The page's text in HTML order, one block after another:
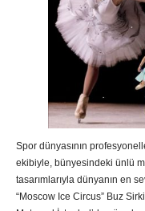
Spor dünyasının
ekibiyle, bünyesindeki ünlü
tasarımlarıyla dünyanın en
“Moscow Ice Circus” Buz